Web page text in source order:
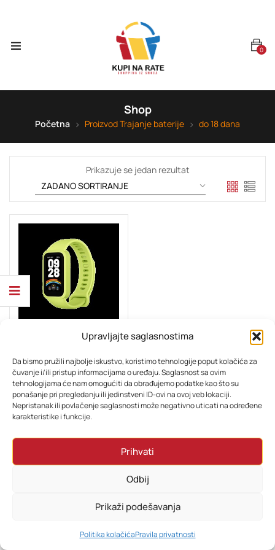
Upravljajte saglasnostima
Da bismo pružili najbolje iskustvo, koristimo tehnologije poput kolačića za
čuvanje i/ili pristup informacijama o uređaju. Saglasnost sa ovim
tehnologijama će nam omogućiti da obrađujemo podatke kao što su
ponašanje pri pregledanju ili jedinstveni ID-ovi na ovoj veb lokaciji.
Nepristanak ili povlačenje saglasnosti može negativno uticati na određene
karakteristike i funkcije.
Prihvati
Odbij
Prikaži podešavanja
Politika kolačićaPravila privatnosti
0
Shop
Početna Proizvod Trajanje baterije do 18 dana
Prikazuje se jedan rezultat
Ocjenjeno
5.00od 5
54,76KM
PRETRAŽI KORPA MOJ RAČUN